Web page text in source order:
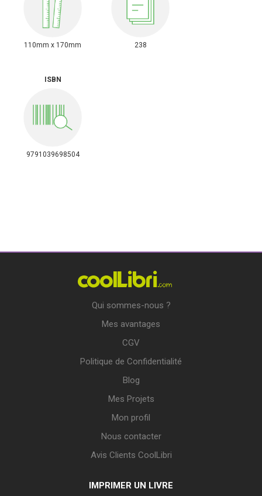
110mm x 170mm 238
ISBN
9791039698504
Qui sommes-nous ?
Mes avantages
CGV
Politique de Confidentialité
Blog
Mes Projets
Mon profil
Nous contacter
Avis Clients CoolLibri
IMPRIMER UN LIVRE